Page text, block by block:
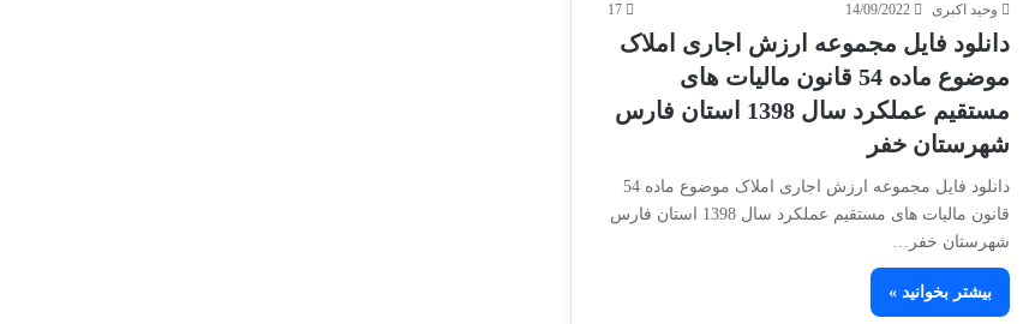
وحید اکبری 14/09/2022
17
دانلود فایل مجموعه ارزش اجاری املاک
موضوع ماده 54 قانون مالیات های
مستقیم عملکرد سال 1398 استان فارس
شهرستان خفر
دانلود فایل مجموعه ارزش اجاری املاک موضوع ماده 54
قانون مالیات های مستقیم عملکرد سال 1398 استان فارس
شهرستان خفر…
بیشتر بخوانید »